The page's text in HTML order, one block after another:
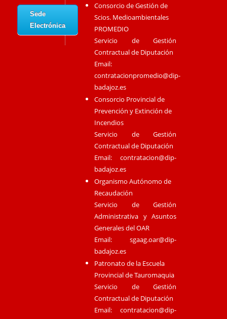
Sede
Electrónica
Consorcio de Gestión de
Scios. Medioambientales
PROMEDIO
Servicio de Gestión
Contractual de Diputación
Email:
contratacionpromedio@dip-
badajoz.es
Consorcio Provincial de
Prevención y Extinción de
Incendios
Servicio de Gestión
Contractual de Diputación
Email:contratacion@dip-
badajoz.es
Organismo Autónomo de
Recaudación
Servicio de Gestión
Administrativa y Asuntos
Generales del OAR
Email:sgaag.oar@dip-
badajoz.es
Patronato de la Escuela
Provincial de Tauromaquia
Servicio de Gestión
Contractual de Diputación
Email:contratacion@dip-